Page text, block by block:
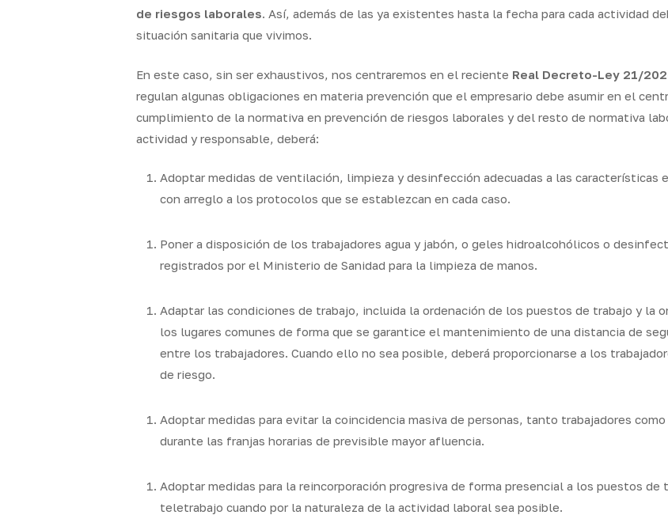
de riesgos laborales. Así, además de las ya existentes hasta la fecha para cada actividad
situación sanitaria que vivimos.
En este caso, sin ser exhaustivos, nos centraremos en el reciente Real Decreto-Ley 21/
regulan algunas obligaciones en materia prevención que el empresario debe asumir en el
cumplimiento de la normativa en prevención de riesgos laborales y del resto de normativa
actividad y responsable, deberá:
Adoptar medidas de ventilación, limpieza y desinfección adecuadas a las características
con arreglo a los protocolos que se establezcan en cada caso.
Poner a disposición de los trabajadores agua y jabón, o geles hidroalcohólicos o
registrados por el Ministerio de Sanidad para la limpieza de manos.
Adaptar las condiciones de trabajo, incluida la ordenación de los puestos de trabajo y la
los lugares comunes de forma que se garantice el mantenimiento de una distancia de
entre los trabajadores. Cuando ello no sea posible, deberá proporcionarse a los
de riesgo.
Adoptar medidas para evitar la coincidencia masiva de personas, tanto trabajadores
durante las franjas horarias de previsible mayor afluencia.
Adoptar medidas para la reincorporación progresiva de forma presencial a los puestos
teletrabajo cuando por la naturaleza de la actividad laboral sea posible.